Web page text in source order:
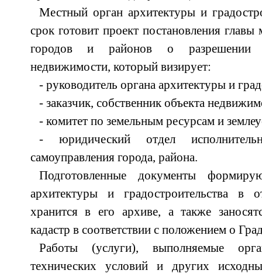
Местный орган архитектуры и
срок готовит проект постановления главы
городов и районов о разрешении
недвижимости, который визирует:
- руководитель органа архитектуры и
- заказчик, собственник объекта
- комитет по земельным ресурсам и
- юридический отдел
самоуправления города, района.
Подготовленные документы
архитектуры и градостроительства в
хранится в его архиве, а также
кадастр в соответствии с положением о
Работы (услуги), выполняемые
технических условий и других